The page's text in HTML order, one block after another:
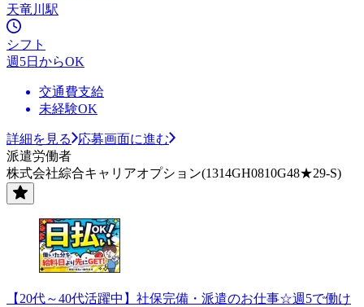
天竜川駅
シフト
週5日からOK
交通費支給
未経験OK
詳細を見る
応募画面に進む
派遣労働者
株式会社綜合キャリアオプション(1314GH0810G48★29-S)
【20代～40代活躍中】社保完備・派遣のお仕事☆週5で働け